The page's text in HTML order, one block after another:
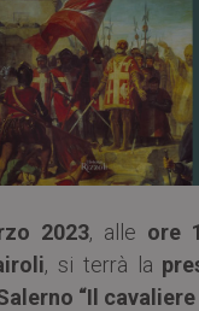
2023, alle ore
, si terrà la
“Il cavaliere